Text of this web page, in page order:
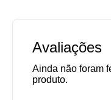
Avaliações